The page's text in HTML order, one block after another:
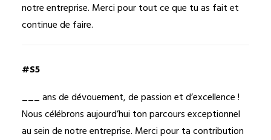
notre entreprise. Merci pour tout ce que tu as fait et
continue de faire.
#S5
___ ans de dévouement, de passion et d’excellence !
Nous célébrons aujourd’hui ton parcours exceptionnel
au sein de notre entreprise. Merci pour ta contribution